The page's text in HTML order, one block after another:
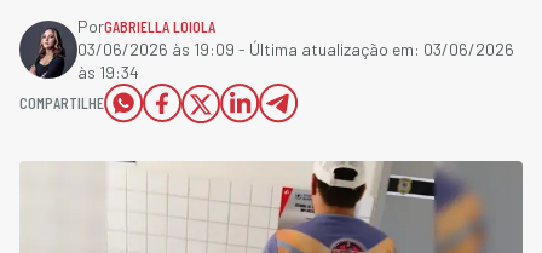
PorGABRIELLA LOIOLA
03/06/2026 às 19:09 - Última atualização em: 03/06/2026
às 19:34
COMPARTILHE